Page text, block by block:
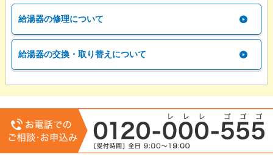
給湯器の修理について
給湯器の交換・取り替えについて